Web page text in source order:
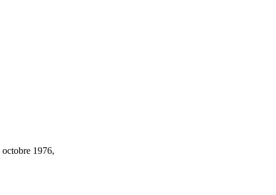
octobre 1976,